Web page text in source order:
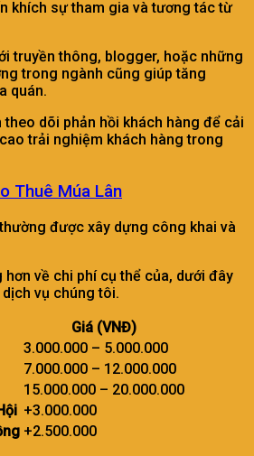
khích sự tham gia và tương tác từ
truyền thông, blogger, hoặc những
trong ngành cũng giúp tăng
quán.
dõi phản hồi khách hàng để cải
trải nghiệm khách hàng trong
Thuê Múa Lân
được xây dựng công khai và
về chi phí cụ thể của, dưới đây
vụ chúng tôi.
Giá (VNĐ)
3.000.000 – 5.000.000
7.000.000 – 12.000.000
15.000.000 – 20.000.000
+3.000.000
+2.500.000